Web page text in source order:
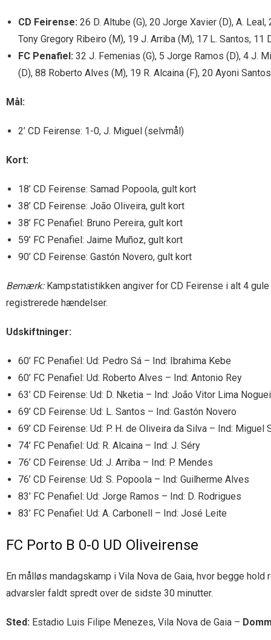
CD Feirense: 26 D. Altube (G), 20 Jorge Xavier (D), A.
Tony Gregory Ribeiro (M), 19 J. Arriba (M), 17 L. Santos, 11
FC Penafiel: 32 J. Femenias (G), 5 Jorge Ramos (D), 4 J.
(D), 88 Roberto Alves (M), 19 R. Alcaina (F), 20 Ayoni
Mål:
2’ CD Feirense: 1-0, J. Miguel (selvmål)
Kort:
18’ CD Feirense: Samad Popoola, gult kort
38’ CD Feirense: João Oliveira, gult kort
38’ FC Penafiel: Bruno Pereira, gult kort
59’ FC Penafiel: Jaime Muñoz, gult kort
90’ CD Feirense: Gastón Novero, gult kort
Bemærk:Kampstatistikken angiver for CD Feirense i alt 4
registrerede hændelser.
Udskiftninger:
60’ FC Penafiel: Ud: Pedro Sá – Ind: Ibrahima Kebe
60’ FC Penafiel: Ud: Roberto Alves – Ind: Antonio Rey
63’ CD Feirense: Ud: D. Nketia – Ind: João Vitor Lima
69’ CD Feirense: Ud: L. Santos – Ind: Gastón Novero
69’ CD Feirense: Ud: P. H. de Oliveira da Silva – Ind:
74’ FC Penafiel: Ud: R. Alcaina – Ind: J. Séry
76’ CD Feirense: Ud: J. Arriba – Ind: P. Mendes
76’ CD Feirense: Ud: S. Popoola – Ind: Guilherme Alves
83’ FC Penafiel: Ud: Jorge Ramos – Ind: D. Rodrigues
83’ FC Penafiel: Ud: A. Carbonell – Ind: José Leite
FC Porto B 0-0 UD Oliveirense
En målløs mandagskamp i Vila Nova de Gaia, hvor begge
advarsler faldt spredt over de sidste 30 minutter.
Sted: Estadio Luis Filipe Menezes, Vila Nova de Gaia –